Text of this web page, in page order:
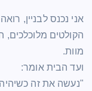
אני נכנס לבניין, רואה
הקולטים
מוות.
ועד הבית אומר:
"נעשה את זה כשיהיה